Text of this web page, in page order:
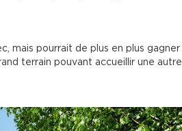
mais pourrait de plus en plus gagner
terrain pouvant accueillir une autre